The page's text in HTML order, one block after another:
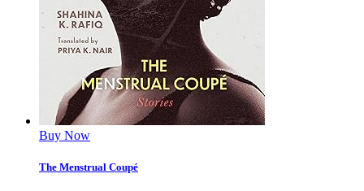
Buy Now
The Menstrual Coup­é